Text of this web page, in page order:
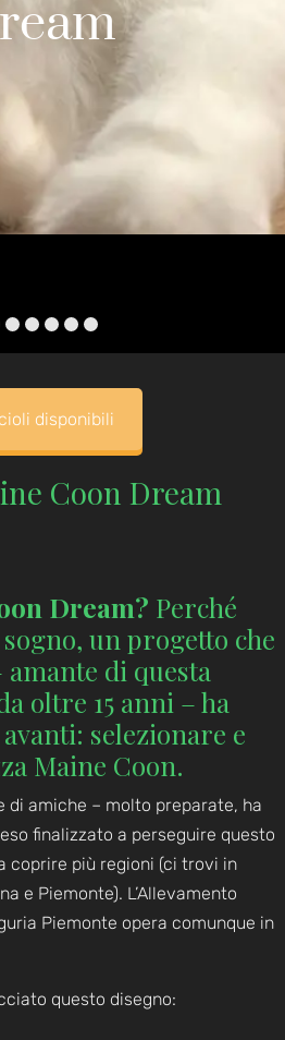
ream
disponibili
Coon Dream
Dream? Perché
un progetto che
di questa
oltre 15 anni – ha
selezionare e
Maine Coon.
di amiche – molto preparate, ha
finalizzato a perseguire questo
coprire più regioni (ci trovi in
e Piemonte). L’Allevamento
Piemonte opera comunque in
questo disegno: